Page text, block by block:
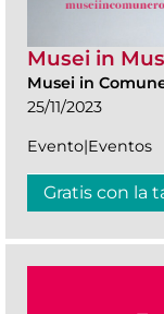
Musei in
Musei in
25/11/2023
Evento|Eventos
Gratis con la